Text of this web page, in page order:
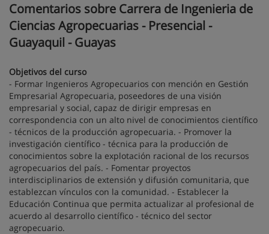
Comentarios sobre Carrera de Ingenieria de
Ciencias Agropecuarias - Presencial -
Guayaquil - Guayas
Objetivos del curso
- Formar Ingenieros Agropecuarios con mención en Gestión
Empresarial Agropecuaria, poseedores de una visión
empresarial y social, capaz de dirigir empresas en
correspondencia con un alto nivel de conocimientos científico
- técnicos de la producción agropecuaria. - Promover la
investigación científico - técnica para la producción de
conocimientos sobre la explotación racional de los recursos
agropecuarios del país. - Fomentar proyectos
interdisciplinarios de extensión y difusión comunitaria, que
establezcan vínculos con la comunidad. - Establecer la
Educación Continua que permita actualizar al profesional de
acuerdo al desarrollo científico - técnico del sector
agropecuario.